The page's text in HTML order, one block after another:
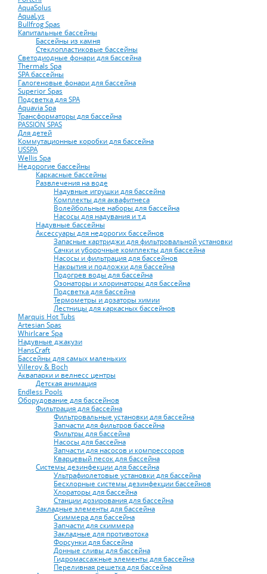
AquaSolus
AquaLys
Bullfrog Spas
Капитальные бассейны
Бассейны из камня
Стеклопластиковые бассейны
Светодиодные фонари для бассейна
Thermals Spa
SPA бассейны
Галогеновые фонари для бассейна
Superior Spas
Подсветка для SPA
Aquavia Spa
Трансформаторы для бассейна
PASSION SPAS
Для детей
Коммутационные коробки для бассейна
USSPA
Wellis Spa
Недорогие бассейны
Каркасные бассейны
Развлечения на воде
Надувные игрушки для бассейна
Комплекты для аквафитнеса
Волейбольные наборы для бассейна
Насосы для надувания и т.д
Надувные бассейны
Аксессуары для недорогих бассейнов
Запасные картриджи для фильтровальной установки
Сачки и уборочные комплекты для бассейна
Насосы и фильтрация для бассейнов
Накрытия и подложки для бассейна
Подогрев воды для бассейна
Озонаторы и хлоринаторы для бассейна
Подсветка для бассейна
Термометры и дозаторы химии
Лестницы для каркасных бассейнов
Marquis Hot Tubs
Artesian Spas
Whirlcare Spa
Надувные джакузи
HansCraft
Бассейны для самых маленьких
Villeroy & Boch
Аквапарки и велнесс центры
Детская анимация
Endless Pools
Оборудование для бассейнов
Фильтрация для бассейна
Фильтровальные установки для бассейна
Запчасти для фильтров бассейна
Фильтры для бассейна
Насосы для бассейна
Запчасти для насосов и компрессоров
Кварцевый песок для бассейна
Системы дезинфекции для бассейна
Ультрафиолетовые установки для бассейна
Бесхлорные системы дезинфекции бассейнов
Хлораторы для бассейна
Станции дозирования для бассейна
Закладные элементы для бассейна
Скиммера для бассейна
Запчасти для скиммера
Закладные для противотока
Форсунки для бассейна
Донные сливы для бассейна
Гидромассажные элементы для бассейна
Переливная решетка для бассейна